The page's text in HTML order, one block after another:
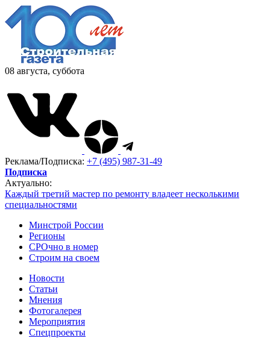
08 августа, суббота
Реклама/Подписка: +7 (495) 987-31-49
Подписка
Актуально:
Каждый третий мастер по ремонту владеет несколькими
специальностями
Минстрой России
Регионы
СРОчно в номер
Строим на своем
Новости
Статьи
Мнения
Фотогалерея
Мероприятия
Спецпроекты